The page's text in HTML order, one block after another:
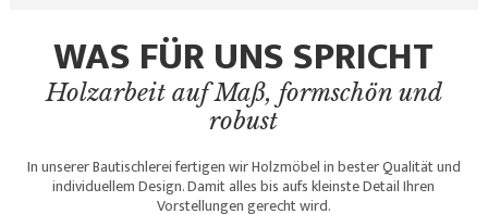
WAS FÜR UNS SPRICHT
Holzarbeit auf Maß, formschön und
robust
In unserer Bautischlerei fertigen wir Holzmöbel in bester Qualität und
individuellem Design. Damit alles bis aufs kleinste Detail Ihren
Vorstellungen gerecht wird.